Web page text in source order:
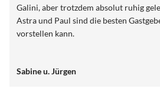
Galini, aber trotzdem absolut ruhig
Astra und Paul sind die besten
vorstellen kann.
Sabine u. Jürgen